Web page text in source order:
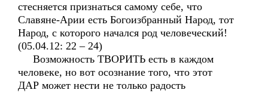
стесняется признаться самому себе, что
Славяне-Арии есть Богоизбранный Народ, тот
Народ, с которого начался род человеческий!
(05.04.12: 22 – 24)
Возможность ТВОРИТЬ есть в каждом
человеке, но вот осознание того, что этот
ДАР может нести не только радость